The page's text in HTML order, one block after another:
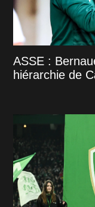
ASSE :
hiérarchie de